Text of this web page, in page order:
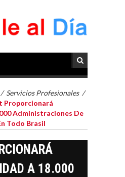
/ Servicios Profesionales /
Proporcionará
Administraciones De
Todo Brasil
A 18.000